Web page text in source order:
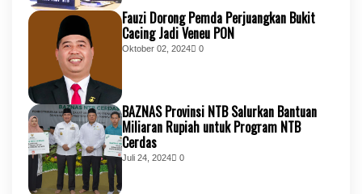
Fauzi Dorong Pemda Perjuangkan Bukit
Cacing Jadi Veneu PON
Oktober 02, 2024 0
BAZNAS Provinsi NTB Salurkan Bantuan
Miliaran Rupiah untuk Program NTB
Cerdas
Juli 24, 2024 0